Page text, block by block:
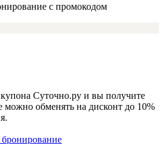
с промокодом
Суточно.ру и вы получите
можно обменять на дисконт до 10%